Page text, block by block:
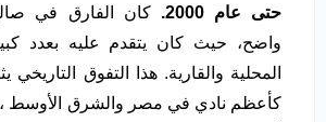
حتى عام 2000.
كان الفارق في
واضح، حيث كان يتقدم عليه بعدد
المحلية والقارية. هذا التفوق التاريخي
كأعظم نادي في مصر والشرق الأوسط